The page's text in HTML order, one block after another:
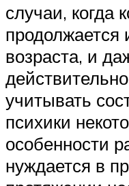
случаи, когда
продолжается
возраста, и
учитывать
психики
особенности
нуждается в